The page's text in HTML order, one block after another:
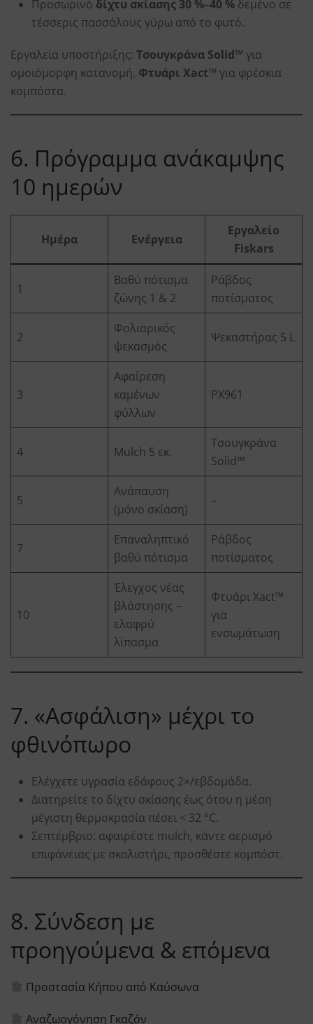
Προσωρινό δίχτυ σκίασης 30 %–40 % δεμένο σε
τέσσερις πασσάλους γύρω από το φυτό.
Εργαλεία υποστήριξης: Τσουγκράνα Solid™ για
ομοιόμορφη κατανομή, Φτυάρι Xact™ για φρέσκια
κομπόστα.
6. Πρόγραμμα ανάκαμψης
10 ημερών
Ημέρα Ενέργεια
Εργαλείο
Fiskars
1
Βαθύ πότισμα
ζώνης 1 & 2
Ράβδος
ποτίσματος
2
Φολιαρικός
ψεκασμός
Ψεκαστήρας 5 L
3
Αφαίρεση
καμένων
φύλλων
PX961
4 Mulch 5 εκ.
Τσουγκράνα
Solid™
5
Ανάπαυση
(μόνο σκίαση)
–
7
Επαναληπτικό
βαθύ πότισμα
Ράβδος
ποτίσματος
10
Έλεγχος νέας
βλάστησης –
ελαφρύ
λίπασμα
Φτυάρι Xact™
για
ενσωμάτωση
7. «Ασφάλιση» μέχρι το
φθινόπωρο
Ελέγχετε υγρασία εδάφους 2×/εβδομάδα.
Διατηρείτε το δίχτυ σκίασης έως ότου η μέση
μέγιστη θερμοκρασία πέσει < 32 °C.
Σεπτέμβριο: αφαιρέστε mulch, κάντε αερισμό
επιφάνειας με σκαλιστήρι, προσθέστε κομπόστ.
8. Σύνδεση με
προηγούμενα & επόμενα
Προστασία Κήπου από Καύσωνα
Αναζωογόνηση Γκαζόν